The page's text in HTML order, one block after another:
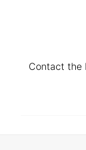
Contact the